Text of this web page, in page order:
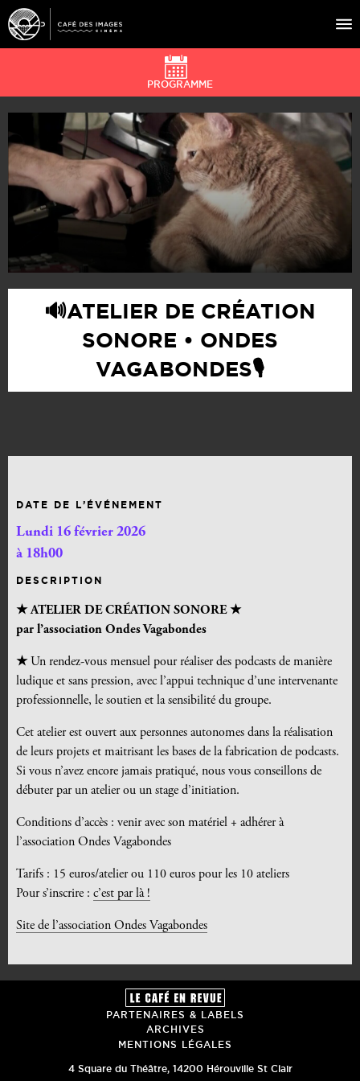
À L’AFFICHE
ÉVÉNEMENTS
CAFÉ DU CINÉ
PRATIQUE
ÉDUCATION AUX IMAGES
PROGRAMME
🔊ATELIER DE CRÉATION
SONORE • ONDES
VAGABONDES🎙️
DATE DE L’ÉVÉNEMENT
Lundi 16 février 2026
à 18h00
DESCRIPTION
★ ATELIER DE CRÉATION SONORE ★
par l’association Ondes Vagabondes
★ Un rendez-vous mensuel pour réaliser des podcasts de manière
ludique et sans pression, avec l’appui technique d’une intervenante
professionnelle, le soutien et la sensibilité du groupe.
Cet atelier est ouvert aux personnes autonomes dans la réalisation
de leurs projets et maitrisant les bases de la fabrication de podcasts.
Si vous n’avez encore jamais pratiqué, nous vous conseillons de
débuter par un atelier ou un stage d’initiation.
Conditions d’accès : venir avec son matériel + adhérer à
l’association Ondes Vagabondes
Tarifs : 15 euros/atelier ou 110 euros pour les 10 ateliers
Pour s’inscrire : c’est par là !
Site de l’association Ondes Vagabondes
PARTENAIRES & LABELS
ARCHIVES
MENTIONS LÉGALES
4 Square du Théâtre, 14200 Hérouville St Clair